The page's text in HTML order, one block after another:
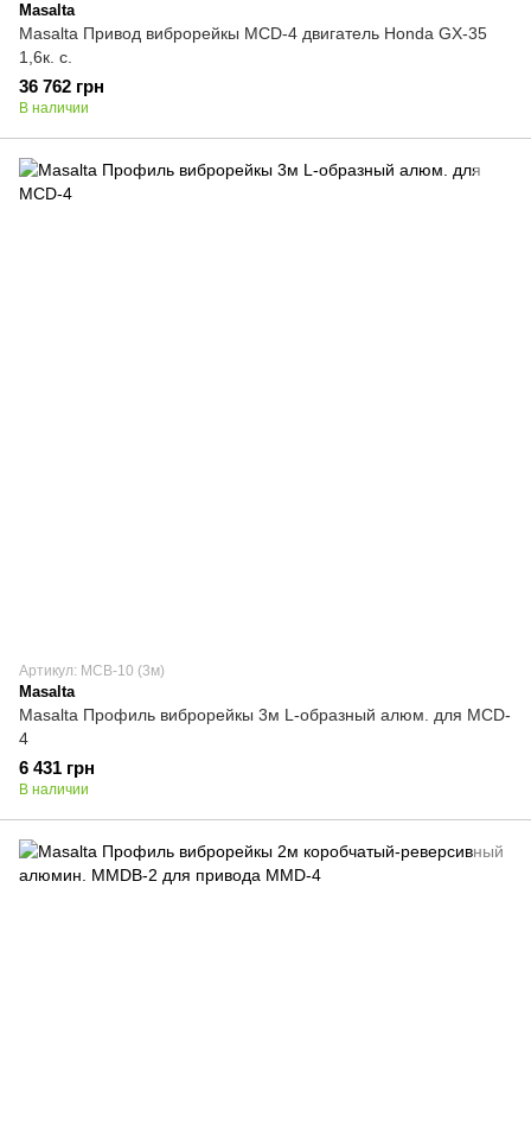
Masalta
Masalta Привод виброрейкы MCD-4 двигатель Honda GX-35
1,6к. с.
36 762 грн
В наличии
Артикул: MCB-10 (3м)
Masalta
Masalta Профиль виброрейкы 3м L-образный алюм. для MCD-
4
6 431 грн
В наличии